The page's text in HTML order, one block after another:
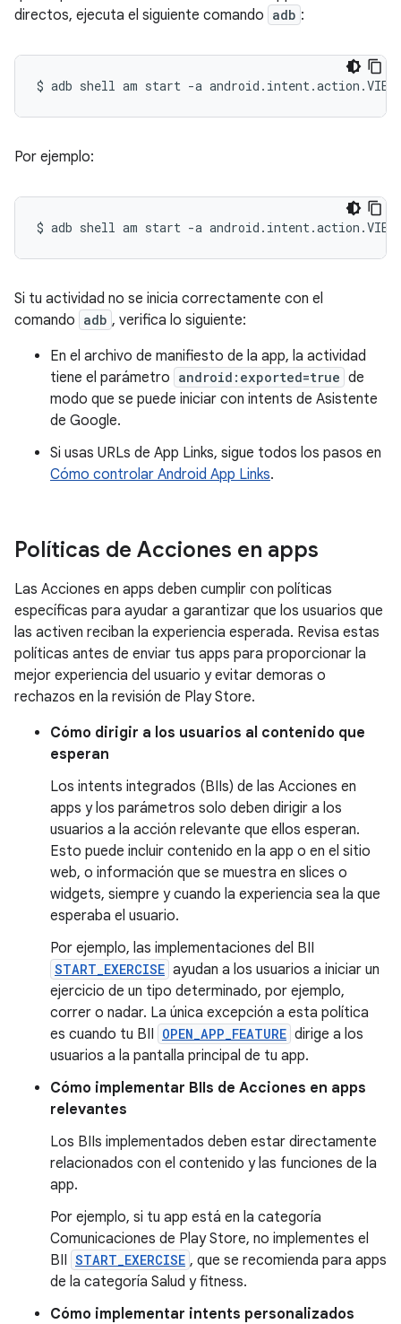
directos, ejecuta el siguiente comando adb :
$ adb shell am start -a android.intent.action.VIEW
Por ejemplo:
$ adb shell am start -a android.intent.action.VIEW
Si tu actividad no se inicia correctamente con el
comando adb , verifica lo siguiente:
En el archivo de manifiesto de la app, la actividad
tiene el parámetro android:exported=true de
modo que se puede iniciar con intents de Asistente
de Google.
Si usas URLs de App Links, sigue todos los pasos en
Cómo controlar Android App Links.
Políticas de Acciones en apps
Las Acciones en apps deben cumplir con políticas
específicas para ayudar a garantizar que los usuarios que
las activen reciban la experiencia esperada. Revisa estas
políticas antes de enviar tus apps para proporcionar la
mejor experiencia del usuario y evitar demoras o
rechazos en la revisión de Play Store.
Cómo dirigir a los usuarios al contenido que
esperan
Los intents integrados (BIIs) de las Acciones en
apps y los parámetros solo deben dirigir a los
usuarios a la acción relevante que ellos esperan.
Esto puede incluir contenido en la app o en el sitio
web, o información que se muestra en slices o
widgets, siempre y cuando la experiencia sea la que
esperaba el usuario.
Por ejemplo, las implementaciones del BII
START_EXERCISE ayudan a los usuarios a iniciar un
ejercicio de un tipo determinado, por ejemplo,
correr o nadar. La única excepción a esta política
es cuando tu BII OPEN_APP_FEATURE dirige a los
usuarios a la pantalla principal de tu app.
Cómo implementar BIIs de Acciones en apps
relevantes
Los BIIs implementados deben estar directamente
relacionados con el contenido y las funciones de la
app.
Por ejemplo, si tu app está en la categoría
Comunicaciones de Play Store, no implementes el
BII START_EXERCISE , que se recomienda para apps
de la categoría Salud y fitness.
Cómo implementar intents personalizados